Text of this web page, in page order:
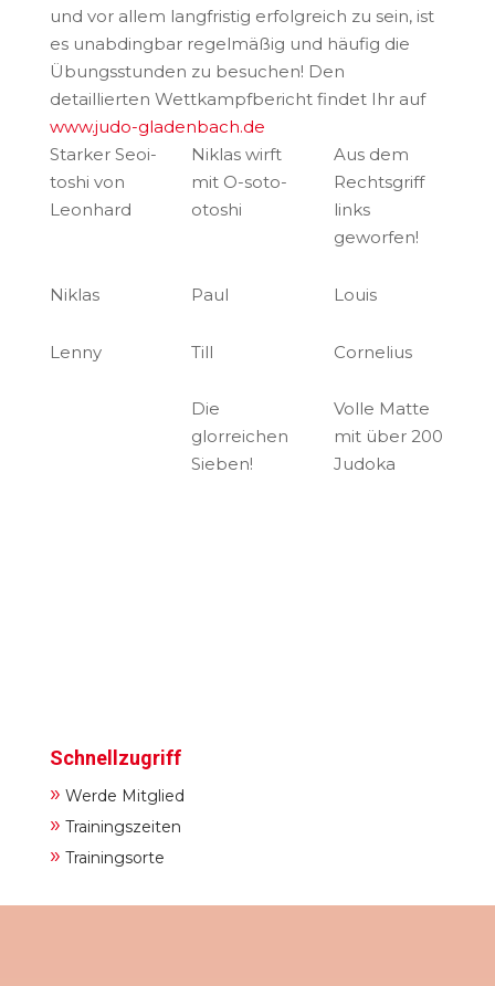
und vor allem langfristig erfolgreich zu sein, ist
es unabdingbar regelmäßig und häufig die
Übungsstunden zu besuchen! Den
detaillierten Wettkampfbericht findet Ihr auf
www.judo-gladenbach.de
Starker Seoi-
toshi von
Leonhard
Niklas wirft
mit O-soto-
otoshi
Aus dem
Rechtsgriff
links
geworfen!
Niklas Paul Louis
Lenny Till Cornelius
Die
glorreichen
Sieben!
Volle Matte
mit über 200
Judoka
Schnellzugriff
» Werde Mitglied
» Trainingszeiten
» Trainingsorte